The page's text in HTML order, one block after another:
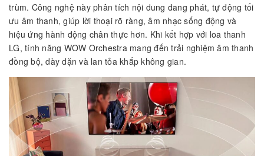
trùm. Công nghệ này phân tích nội dung đang phát, tự động tối
ưu âm thanh, giúp lời thoại rõ ràng, âm nhạc sống động và
hiệu ứng hành động chân thực hơn. Khi kết hợp với loa thanh
LG, tính năng WOW Orchestra mang đến trải nghiệm âm thanh
đồng bộ, dày dặn và lan tỏa khắp không gian.